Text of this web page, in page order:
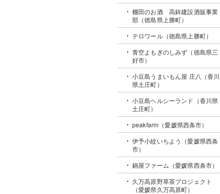
棚田のお酒 高鉾建設酒販事業
部（徳島県上勝町）
テロワール（徳島県上勝町）
青空よもぎのしみず（徳島県三
好市）
小豆島うまいもん屋 庄八（香川
県土庄町）
小豆島ヘルシーランド（香川県
土庄町）
peakfarm（愛媛県西条市）
伊予小紋いちよう（愛媛県西条
市）
鍋屋ファーム（愛媛県西条市）
久万高原野草茶プロジェクト
（愛媛県久万高原町）